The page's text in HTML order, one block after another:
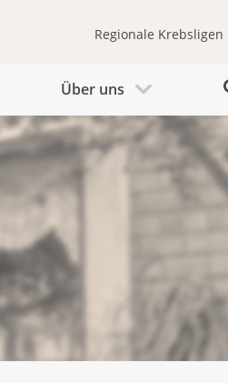
Regionale Krebsligen
Über uns